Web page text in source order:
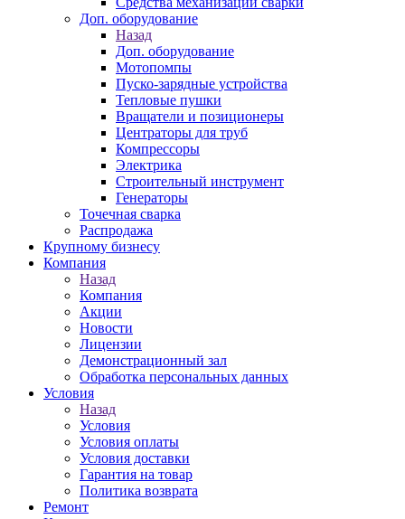
Доп. оборудование
Назад
Доп. оборудование
Мотопомпы
Пуско-зарядные устройства
Тепловые пушки
Вращатели и позиционеры
Центраторы для труб
Компрессоры
Электрика
Строительный инструмент
Генераторы
Точечная сварка
Распродажа
Крупному бизнесу
Компания
Назад
Компания
Акции
Новости
Лицензии
Демонстрационный зал
Обработка персональных данных
Условия
Назад
Условия
Условия оплаты
Условия доставки
Гарантия на товар
Политика возврата
Ремонт